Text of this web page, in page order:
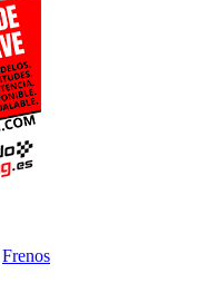
Frenos